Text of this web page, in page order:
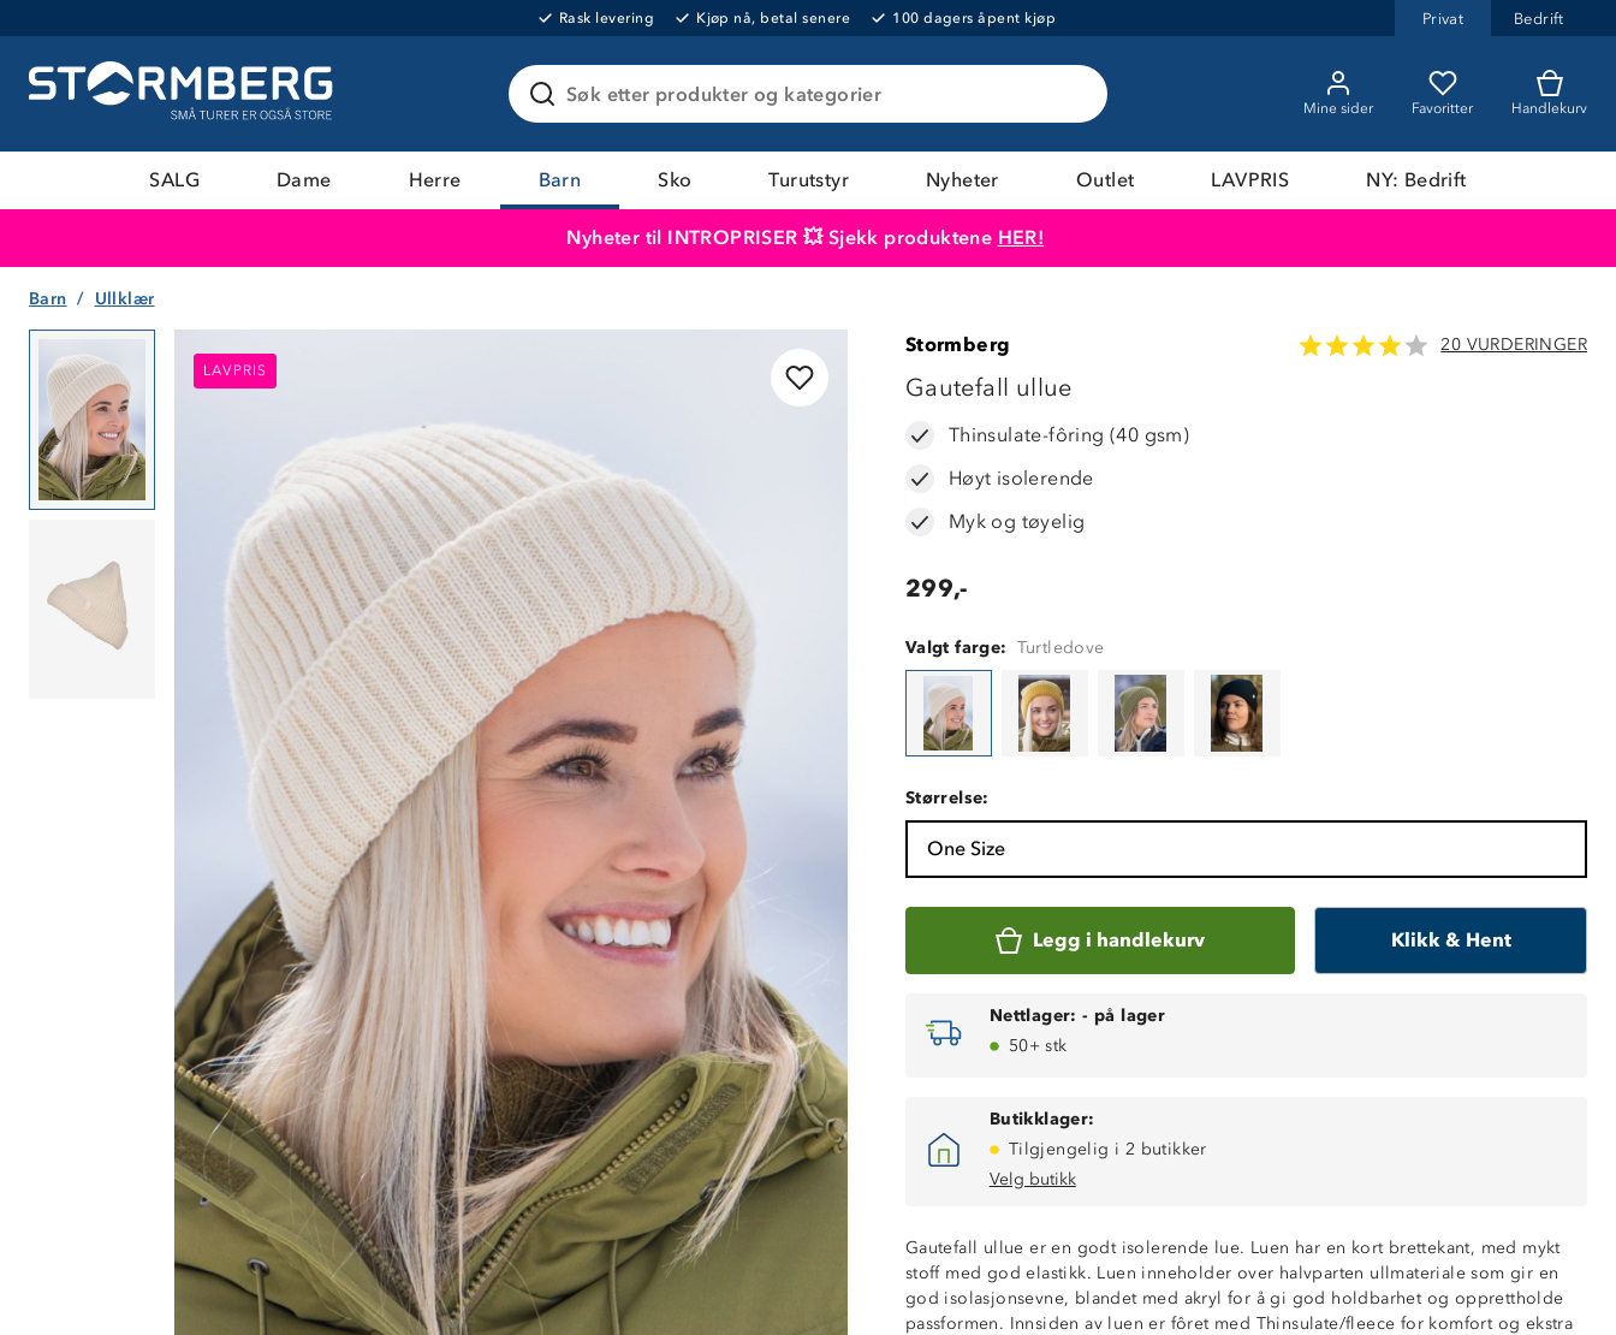
Rask levering Kjøp nå, betal senere 100 dagers åpent kjøp Privat Bedrift
Søk etter produkter og kategorier
Mine sider Favoritter Handlekurv
SALG Dame Herre Barn Sko Turutstyr Nyheter Outlet LAVPRIS NY: Bedrift
Nyheter til INTROPRISER 💥 Sjekk produktene HER!
Barn Ullklær
LAVPRIS
LAVPRIS
Stormberg 20 VURDERINGER
Gautefall ullue
Thinsulate-fôring (40 gsm)
Høyt isolerende
Myk og tøyelig
299,-
Valgt farge: Turtledove
Størrelse:
One Size
Legg i handlekurv Klikk & Hent
Nettlager: - på lager
50+ stk
Butikklager:
Tilgjengelig i 2 butikker
Velg butikk
Gautefall ullue er en godt isolerende lue. Luen har en kort brettekant, med mykt
stoff med god elastikk. Luen inneholder over halvparten ullmateriale som gir en
god isolasjonsevne, blandet med akryl for å gi god holdbarhet og opprettholde
passformen. Innsiden av luen er fôret med Thinsulate/fleece for komfort og ekstra